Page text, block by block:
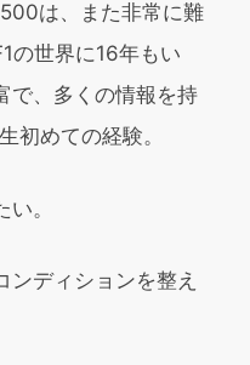
は、また非常に難
の世界に16年もい
で、多くの情報を持
初めての経験。
。
ンディションを整え